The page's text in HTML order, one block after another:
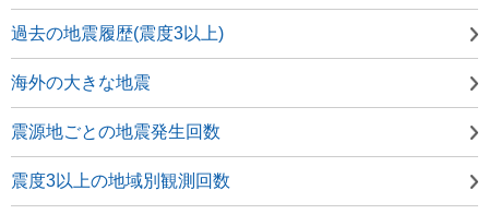
過去の地震履歴(震度3以上)
海外の大きな地震
震源地ごとの地震発生回数
震度3以上の地域別観測回数